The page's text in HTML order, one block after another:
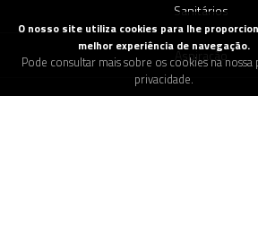
O nosso site utiliza cookies para lhe
melhor experiência de navegação.
Pode consultar mais sobre os cookies na nossa
privacidade.
Sanitários
Aspiração
Canalização